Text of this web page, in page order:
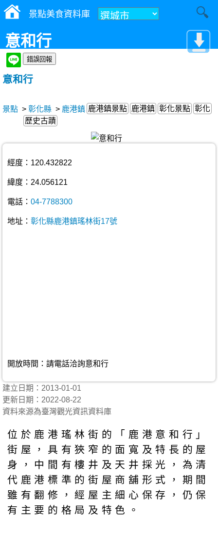
景點美食資料庫
意和行
意和行
景點 > 彰化縣 > 鹿港鎮 鹿港鎮景點 鹿港鎮 彰化景點 彰化
歷史古蹟
經度：120.432822
緯度：24.056121
電話： 04-7788300
地址： 彰化縣鹿港鎮瑤林街17號
開放時間：請電話洽詢意和行
建立日期：2013-01-01
更新日期：2022-08-22
資料來源為臺灣觀光資訊資料庫
位於鹿港瑤林街的「鹿港意和行」
街屋，具有狹窄的面寬及特長的屋
身，中間有樓井及天井採光，為清
代鹿港標準的街屋商舖形式，期間
雖有翻修，經屋主細心保存，仍保
有主要的格局及特色。